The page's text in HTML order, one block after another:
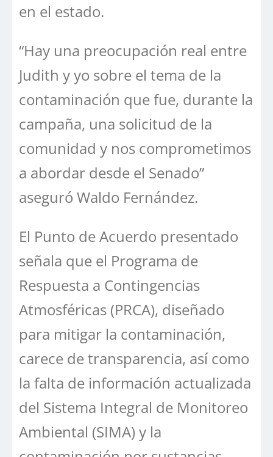
en el estado.
“Hay una preocupación real entre
Judith y yo sobre el tema de la
contaminación que fue, durante la
campaña, una solicitud de la
comunidad y nos comprometimos
a abordar desde el Senado”
aseguró Waldo Fernández.
El Punto de Acuerdo presentado
señala que el Programa de
Respuesta a Contingencias
Atmosféricas (PRCA), diseñado
para mitigar la contaminación,
carece de transparencia, así como
la falta de información actualizada
del Sistema Integral de Monitoreo
Ambiental (SIMA) y la